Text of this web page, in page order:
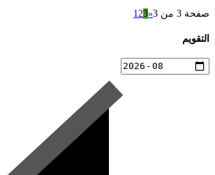
صفحة 3 من 3 «
123
التقويم